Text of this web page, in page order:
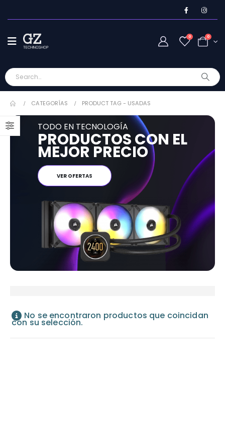
0 0
CATEGORÍAS PRODUCT TAG - USADAS
TODO EN TECNOLOGÍA
PRODUCTOS CON EL
MEJOR PRECIO
VER OFERTAS
No se encontraron productos que coincidan
con su selección.